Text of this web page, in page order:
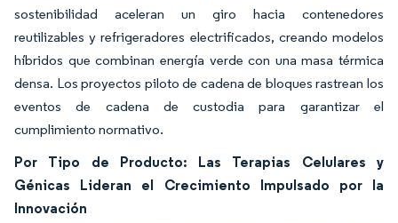
sostenibilidad aceleran un giro hacia contenedores
reutilizables y refrigeradores electrificados, creando modelos
híbridos que combinan energía verde con una masa térmica
densa. Los proyectos piloto de cadena de bloques rastrean los
eventos de cadena de custodia para garantizar el
cumplimiento normativo.
Por Tipo de Producto: Las Terapias Celulares y
Génicas Lideran el Crecimiento Impulsado por la
Innovación